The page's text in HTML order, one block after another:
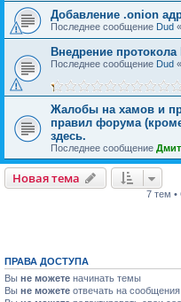
Добавление .onion
Последнее сообщение Dud «
Внедрение протокола
Последнее сообщение Dud «
Жалобы на хамов и
правил форума
здесь.
Последнее сообщение
Новая тема
7 тем •
ПРАВА ДОСТУПА
Вы не можете начинать темы
Вы не можете отвечать на сообщения